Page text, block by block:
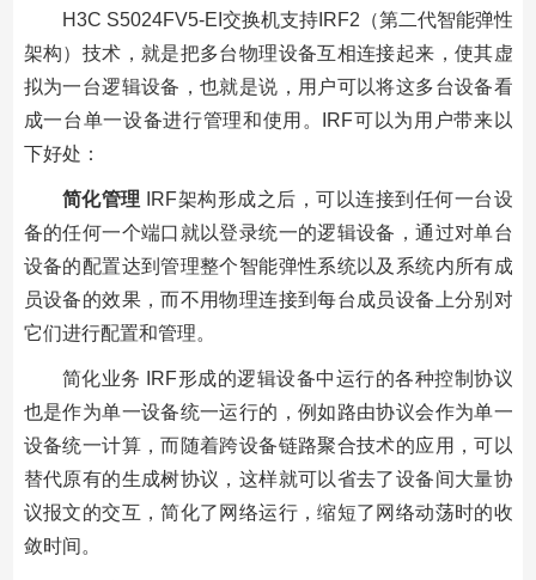
H3C S5024FV5-EI交换机支持IRF2（第二代智能弹性
架构）技术，就是把多台物理设备互相连接起来，使其虚
拟为一台逻辑设备，也就是说，用户可以将这多台设备看
成一台单一设备进行管理和使用。IRF可以为用户带来以
下好处：
简化管理
IRF架构形成之后，可以连接到任何一台设
备的任何一个端口就以登录统一的逻辑设备，通过对单台
设备的配置达到管理整个智能弹性系统以及系统内所有成
员设备的效果，而不用物理连接到每台成员设备上分别对
它们进行配置和管理。
简化业务 IRF形成的逻辑设备中运行的各种控制协议
也是作为单一设备统一运行的，例如路由协议会作为单一
设备统一计算，而随着跨设备链路聚合技术的应用，可以
替代原有的生成树协议，这样就可以省去了设备间大量协
议报文的交互，简化了网络运行，缩短了网络动荡时的收
敛时间。